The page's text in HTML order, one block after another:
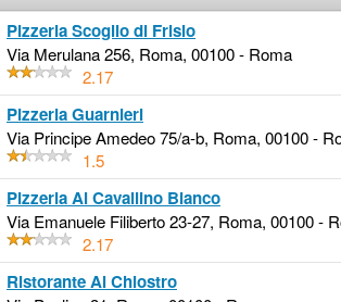
Pizzeria Scoglio di Frisio
Via Merulana 256, Roma, 00100 - Roma
2.17
Pizzeria Guarnieri
Via Principe Amedeo 75/a-b, Roma, 00100 -
1.5
Pizzeria Al Cavallino Bianco
Via Emanuele Filiberto 23-27, Roma, 00100 -
2.17
Ristorante Al Chiostro